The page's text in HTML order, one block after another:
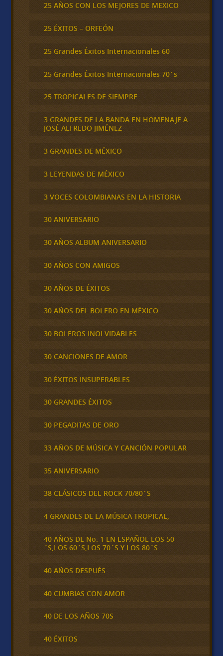
25 AÑOS CON LOS MEJORES DE MEXICO
25 ÉXITOS – ORFEÓN
25 Grandes Éxitos Internacionales 60
25 Grandes Éxitos Internacionales 70´s
25 TROPICALES DE SIEMPRE
3 GRANDES DE LA BANDA EN HOMENAJE A
JOSÉ ALFREDO JIMÉNEZ
3 GRANDES DE MÉXICO
3 LEYENDAS DE MÉXICO
3 VOCES COLOMBIANAS EN LA HISTORIA
30 ANIVERSARIO
30 AÑOS ALBUM ANIVERSARIO
30 AÑOS CON AMIGOS
30 AÑOS DE ÉXITOS
30 AÑOS DEL BOLERO EN MÉXICO
30 BOLEROS INOLVIDABLES
30 CANCIONES DE AMOR
30 ÉXITOS INSUPERABLES
30 GRANDES ÉXITOS
30 PEGADITAS DE ORO
33 AÑOS DE MÚSICA Y CANCIÓN POPULAR
35 ANIVERSARIO
38 CLÁSICOS DEL ROCK 70/80´S
4 GRANDES DE LA MÚSICA TROPICAL,
40 AÑOS DE No. 1 EN ESPAÑOL LOS 50
´S,LOS 60´S,LOS 70´S Y LOS 80´S
40 AÑOS DESPUÉS
40 CUMBIAS CON AMOR
40 DE LOS AÑOS 70S
40 ÉXITOS